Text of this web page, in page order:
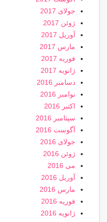
جولای 2017
ژوئن 2017
آوریل 2017
مارس 2017
فوریه 2017
ژانویه 2017
دسامبر 2016
نوامبر 2016
اکتبر 2016
سپتامبر 2016
آگوست 2016
جولای 2016
ژوئن 2016
می 2016
آوریل 2016
مارس 2016
فوریه 2016
ژانویه 2016